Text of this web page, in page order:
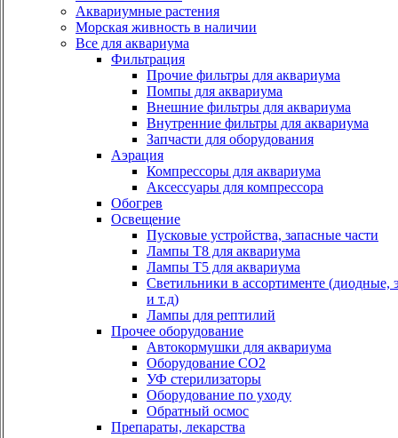
Аквариумные растения
Морская живность в наличии
Все для аквариума
Фильтрация
Прочие фильтры для аквариума
Помпы для аквариума
Внешние фильтры для аквариума
Внутренние фильтры для аквариума
Запчасти для оборудования
Аэрация
Компрессоры для аквариума
Аксессуары для компрессора
Обогрев
Освещение
Пусковые устройства, запасные части
Лампы Т8 для аквариума
Лампы Т5 для аквариума
Светильники в ассортименте (диодные,
и т.д)
Лампы для рептилий
Прочее оборудование
Автокормушки для аквариума
Оборудование СО2
УФ стерилизаторы
Оборудование по уходу
Обратный осмос
Препараты, лекарства